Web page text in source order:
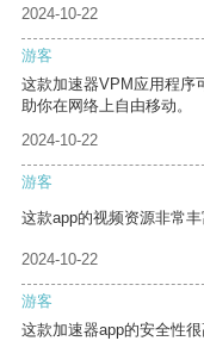
2024-10-22
游客
这款加速器VPM应用程序
助你在网络上自由移动。
2024-10-22
游客
这款app的视频资源非常
2024-10-22
游客
这款加速器app的安全性